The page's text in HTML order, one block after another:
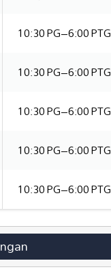
10:30 PG–6:00 PTG
10:30 PG–6:00 PTG
10:30 PG–6:00 PTG
10:30 PG–6:00 PTG
10:30 PG–6:00 PTG